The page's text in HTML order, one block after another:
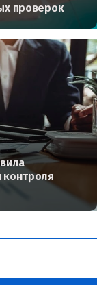
проверок
контроля